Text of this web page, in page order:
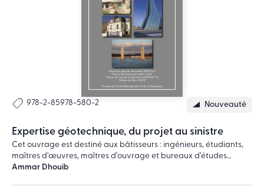
978-2-85978-580-2 Nouveauté
Expertise géotechnique, du projet au sinistre
Cet ouvrage est destiné aux bâtisseurs : ingénieurs, étudiants,
maîtres d’œuvres, maîtres d’ouvrage et bureaux d’études
techniques, ainsi qu’aux experts de justice, assureurs, avocats et
Ammar Dhouib